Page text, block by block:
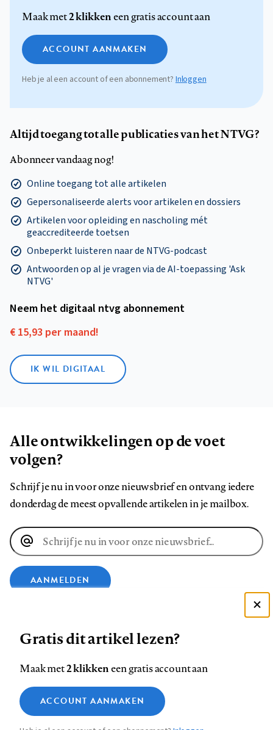
Maak met2 klikkeneen gratis account aan
ACCOUNT AANMAKEN
Heb je al een account of een abonnement?Inloggen
Altijd toegang tot alle publicaties van het NTVG?
Abonneer vandaag nog!
Online toegang tot alle artikelen
Gepersonaliseerde alerts voor artikelen en dossiers
Artikelen voor opleiding en nascholing mét
geaccrediteerde toetsen
Onbeperkt luisteren naar de NTVG-podcast
Antwoorden op al je vragen via de AI-toepassing 'Ask
NTVG'
Neem het digitaal ntvg abonnement
€ 15,93 per maand!
IK WIL DIGITAAL
Alle ontwikkelingen op de voet
volgen?
Schrijf je nu in voor onze nieuwsbrief en ontvang iedere
donderdag de meest opvallende artikelen in je mailbox.
E-
mailadres
AANMELDEN
op
Facebook
op
LinkedIn
op
Bluesky
ons
op
InstagramYouTube
Footer
Contact Colofon Disclaimer Privacy
Medische vragen verdienen
betrouwbare antwoorden
Gratis dit artikel lezen?
Maak met2 klikkeneen gratis account aan
ACCOUNT AANMAKEN
Zie onze cookie policy
Analytische cookies